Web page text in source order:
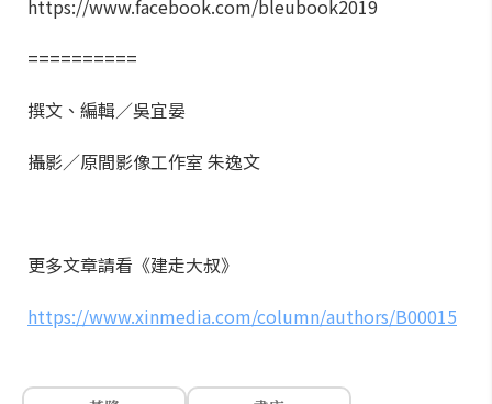
https://www.facebook.com/bleubook2019
==========
撰文、編輯／吳宜晏
攝影／原間影像工作室 朱逸文
更多文章請看《建走大叔》
https://www.xinmedia.com/column/authors/B00015